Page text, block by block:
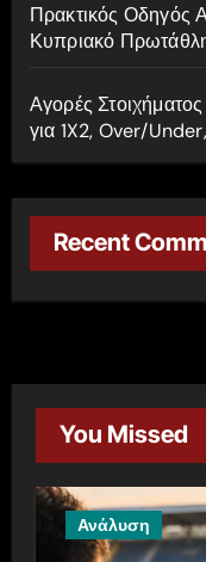
Πρακτικός Οδηγός
Κυπριακό
Αγορές
για 1X2, Over/
Recent
You Missed
Ανάλυση